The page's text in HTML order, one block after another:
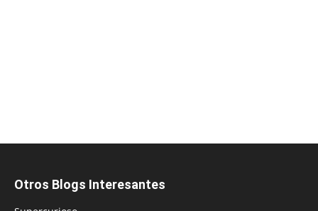
Otros Blogs Interesantes